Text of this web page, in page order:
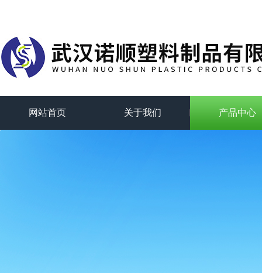
网站首页 关于我们 产品中心